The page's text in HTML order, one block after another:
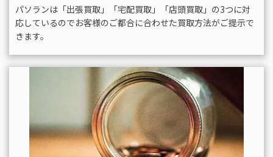
パソランは「出張買取」「宅配買取」「店頭買取」の3つに対
応しているのでお客様のご都合に合わせた買取方法がご提示で
きます。